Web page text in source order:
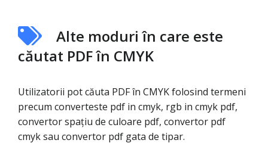
Alte moduri în care este
căutat PDF în CMYK
Utilizatorii pot căuta PDF în CMYK folosind termeni
precum converteste pdf in cmyk, rgb in cmyk pdf,
convertor spațiu de culoare pdf, convertor pdf
cmyk sau convertor pdf gata de tipar.